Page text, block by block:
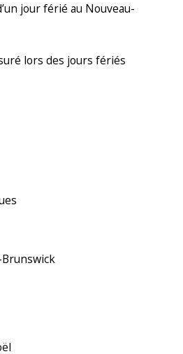
jour férié au Nouveau-
lors des jours fériés